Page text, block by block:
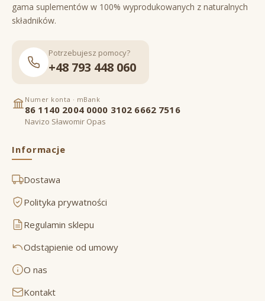
gama suplementów w 100% wyprodukowanych z naturalnych
składników.
Potrzebujesz pomocy?
+48 793 448 060
Numer konta · mBank
86 1140 2004 0000 3102 6662 7516
Navizo Sławomir Opas
Informacje
Dostawa
Polityka prywatności
Regulamin sklepu
Odstąpienie od umowy
O nas
Kontakt